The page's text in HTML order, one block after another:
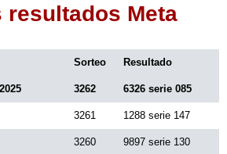
resultados Meta
Sorteo Resultado
3262 6326 serie 085
3261 1288 serie 147
3260 9897 serie 130